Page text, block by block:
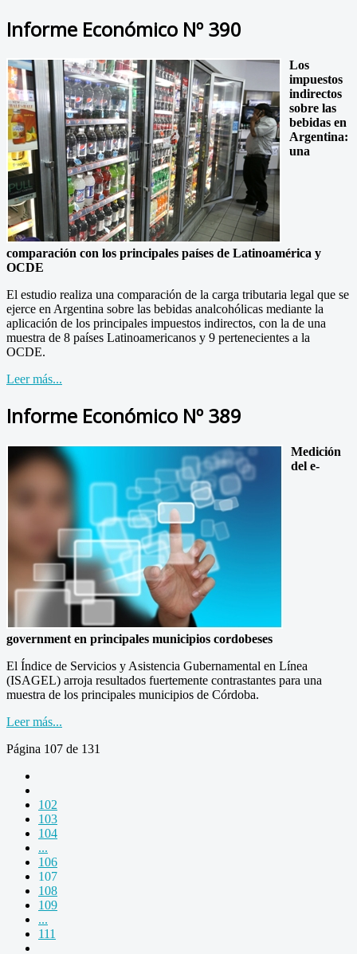
Informe Económico Nº 390
Los
impuestos
indirectos
sobre las
bebidas en
Argentina:
una
comparación con los principales países de Latinoamérica y
OCDE
El estudio realiza una comparación de la carga tributaria legal que se
ejerce en Argentina sobre las bebidas analcohólicas mediante la
aplicación de los principales impuestos indirectos, con la de una
muestra de 8 países Latinoamericanos y 9 pertenecientes a la
OCDE.
Leer más...
Informe Económico Nº 389
Medición
del e-
government en principales municipios cordobeses
El Índice de Servicios y Asistencia Gubernamental en Línea
(ISAGEL) arroja resultados fuertemente contrastantes para una
muestra de los principales municipios de Córdoba.
Leer más...
Página 107 de 131
102
103
104
...
106
107
108
109
...
111